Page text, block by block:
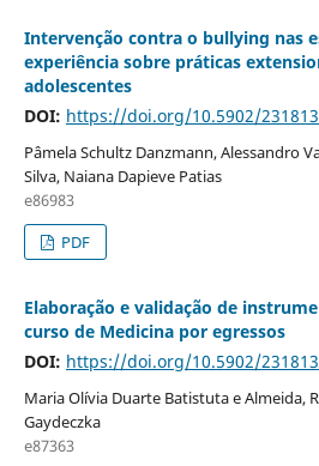
Intervenção contra o bullying nas
experiência sobre práticas
adolescentes
DOI: https://doi.org/10.5902/
Pâmela Schultz Danzmann, Alessandro
Silva, Naiana Dapieve Patias
e86983
PDF
Elaboração e validação de
curso de Medicina por egressos
DOI: https://doi.org/10.5902/
Maria Olívia Duarte Batistuta e Almeida,
Gaydeczka
e87363